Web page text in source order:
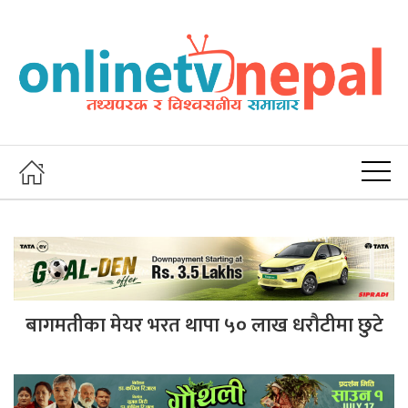
बागमतीका मेयर भरत थापा ५० लाख धरौटीमा छुटे